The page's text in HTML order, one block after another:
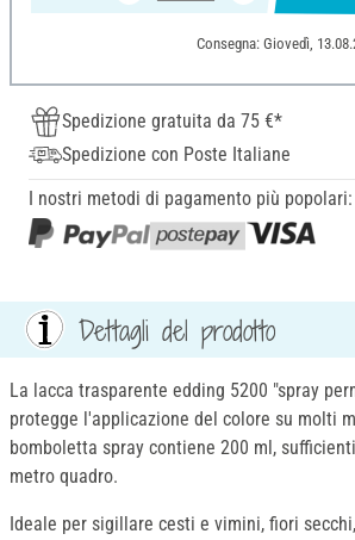
Consegna: Giovedì,
Spedizione gratuita da 75 €*
Spedizione con Poste Italiane
I nostri metodi di pagamento più popolari:
Dettagli del prodotto
La lacca trasparente edding 5200 "spray
protegge l'applicazione del colore su molti
bomboletta spray contiene 200 ml,
metro quadro.
Ideale per sigillare cesti e vimini, fiori